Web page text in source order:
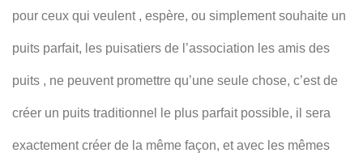
pour ceux qui veulent , espère, ou simplement souhaite un
puits parfait, les puisatiers de l’association les amis des
puits , ne peuvent promettre qu’une seule chose, c’est de
créer un puits traditionnel le plus parfait possible, il sera
exactement créer de la même façon, et avec les mêmes